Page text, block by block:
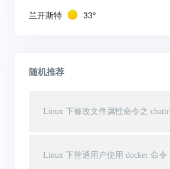
兰开斯特 33°
随机推荐
Linux 下修改文件属性命令之 chattr
Linux 下普通用户使用 docker 命令